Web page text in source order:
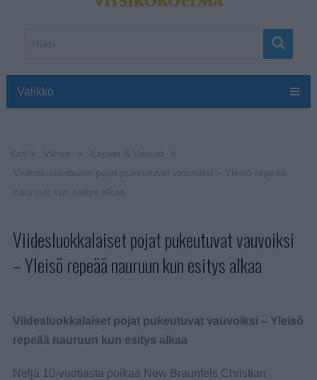
Valikko
Viidesluokkalaiset pojat pukeutuvat vauvoiksi
– Yleisö repeää nauruun kun esitys alkaa
Viidesluokkalaiset pojat pukeutuvat vauvoiksi – Yleisö
repeää nauruun kun esitys alkaa
Neljä 10-vuotiasta poikaa New Braunfels Christian